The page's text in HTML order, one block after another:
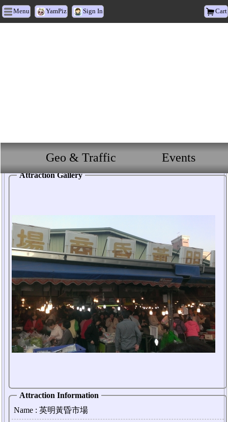
Menu YamPiz Sign In Cart
Geo & Traffic Events
英明黃昏市場 : Base Information
Attraction Gallery
Attraction Information
Name : 英明黃昏市場